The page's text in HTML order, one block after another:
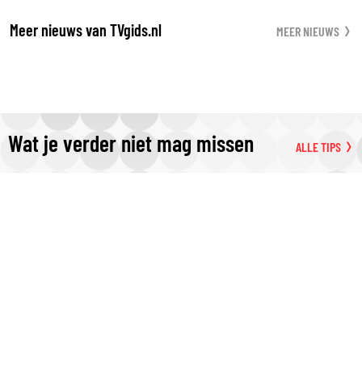
Meer nieuws van TVgids.nl MEER NIEUWS
Wat je verder niet mag missen ALLE TIPS